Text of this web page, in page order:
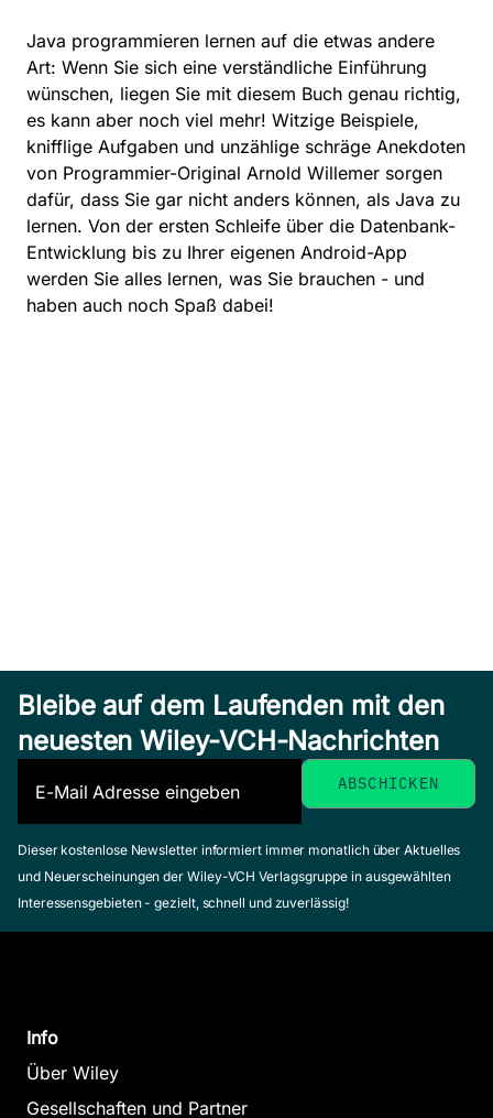
Java programmieren lernen auf die etwas andere
Art: Wenn Sie sich eine verständliche Einführung
wünschen, liegen Sie mit diesem Buch genau richtig,
es kann aber noch viel mehr! Witzige Beispiele,
knifflige Aufgaben und unzählige schräge Anekdoten
von Programmier-Original Arnold Willemer sorgen
dafür, dass Sie gar nicht anders können, als Java zu
lernen. Von der ersten Schleife über die Datenbank-
Entwicklung bis zu Ihrer eigenen Android-App
werden Sie alles lernen, was Sie brauchen - und
haben auch noch Spaß dabei!
Bleibe auf dem Laufenden mit den
neuesten Wiley-VCH-Nachrichten
Dieser kostenlose Newsletter informiert immer monatlich über Aktuelles
und Neuerscheinungen der Wiley-VCH Verlagsgruppe in ausgewählten
Interessensgebieten - gezielt, schnell und zuverlässig!
Info
Über Wiley
Gesellschaften und Partner